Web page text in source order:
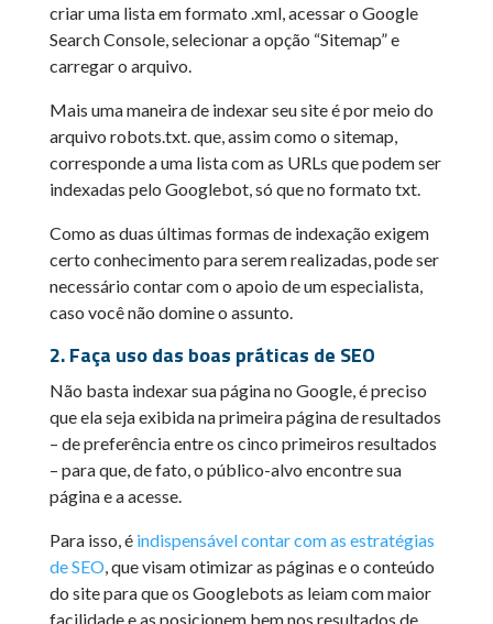
criar uma lista em formato .xml, acessar o Google
Search Console, selecionar a opção “Sitemap” e
carregar o arquivo.
Mais uma maneira de indexar seu site é por meio do
arquivo robots.txt. que, assim como o sitemap,
corresponde a uma lista com as URLs que podem ser
indexadas pelo Googlebot, só que no formato txt.
Como as duas últimas formas de indexação exigem
certo conhecimento para serem realizadas, pode ser
necessário contar com o apoio de um especialista,
caso você não domine o assunto.
2. Faça uso das boas práticas de SEO
Não basta indexar sua página no Google, é preciso
que ela seja exibida na primeira página de resultados
– de preferência entre os cinco primeiros resultados
– para que, de fato, o público-alvo encontre sua
página e a acesse.
Para isso, é indispensável contar com as estratégias
de SEO, que visam otimizar as páginas e o conteúdo
do site para que os Googlebots as leiam com maior
facilidade e as posicionem bem nos resultados de